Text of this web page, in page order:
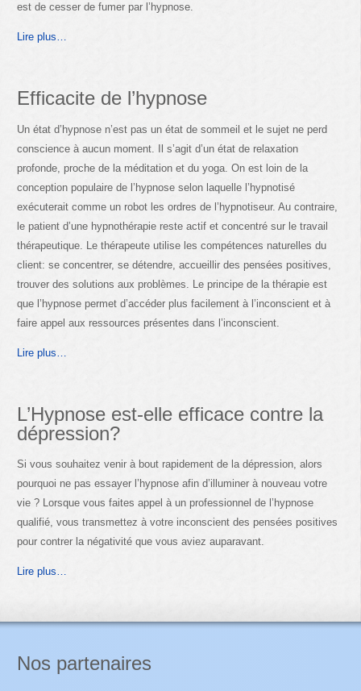
est de cesser de fumer par l’hypnose.
Lire plus…
Efficacite de l’hypnose
Un état d’hypnose n’est pas un état de sommeil et le sujet ne perd
conscience à aucun moment. Il s’agit d’un état de relaxation
profonde, proche de la méditation et du yoga. On est loin de la
conception populaire de l’hypnose selon laquelle l’hypnotisé
exécuterait comme un robot les ordres de l’hypnotiseur. Au contraire,
le patient d’une hypnothérapie reste actif et concentré sur le travail
thérapeutique. Le thérapeute utilise les compétences naturelles du
client: se concentrer, se détendre, accueillir des pensées positives,
trouver des solutions aux problèmes. Le principe de la thérapie est
que l’hypnose permet d’accéder plus facilement à l’inconscient et à
faire appel aux ressources présentes dans l’inconscient.
Lire plus…
L’Hypnose est-elle efficace contre la
dépression?
Si vous souhaitez venir à bout rapidement de la dépression, alors
pourquoi ne pas essayer l’hypnose afin d’illuminer à nouveau votre
vie ? Lorsque vous faites appel à un professionnel de l’hypnose
qualifié, vous transmettez à votre inconscient des pensées positives
pour contrer la négativité que vous aviez auparavant.
Lire plus…
Nos partenaires